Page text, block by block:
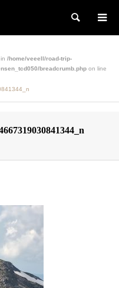
検索
/home/veeell/road-trip-
breadcrumb.php on line